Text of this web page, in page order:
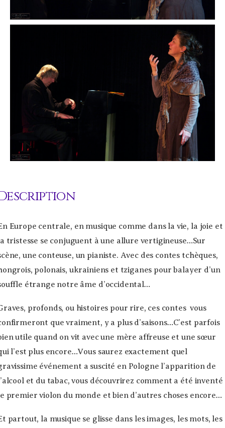
Europe centrale, en musique comme dans la vie, la joie et
tristesse se conjuguent à une allure vertigineuse…Sur
une conteuse, un pianiste. Avec des contes tchèques,
polonais, ukrainiens et tziganes pour balayer d’un
étrange notre âme d’occidental…
profonds, ou histoires pour rire, ces contes vous
que vraiment, y a plus d’saisons…C’est parfois
utile quand on vit avec une mère affreuse et une sœur
l’est plus encore…Vous saurez exactement quel
événement a suscité en Pologne l’apparition de
et du tabac, vous découvrirez comment a été inventé
premier violon du monde et bien d’autres choses encore…
partout, la musique se glisse dans les images, les mots, les